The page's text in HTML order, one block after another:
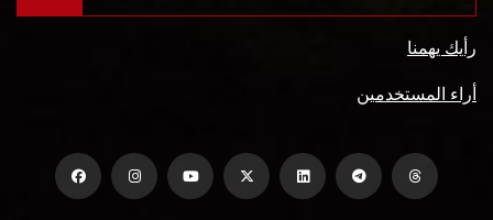
رأيك يهمنا
أراء المستخدمين